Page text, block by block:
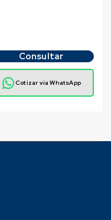
Consultar
Cotizar vía WhatsApp